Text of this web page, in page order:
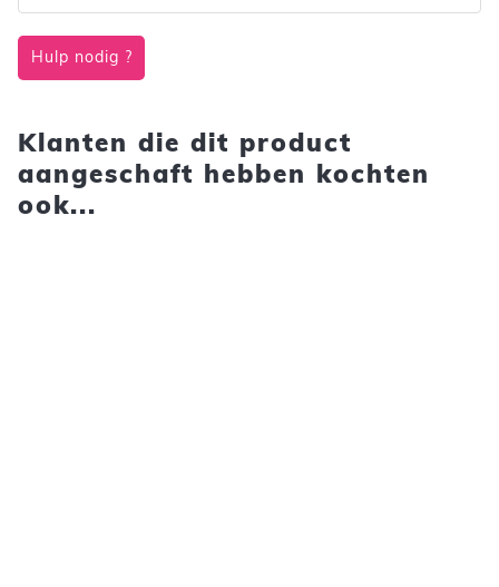
Hulp nodig ?
Klanten die dit product
aangeschaft hebben kochten
ook...